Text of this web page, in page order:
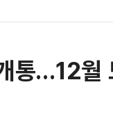
통…12월